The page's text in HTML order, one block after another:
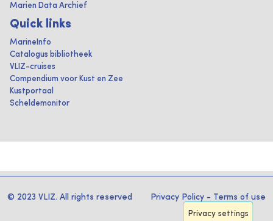
Marien Data Archief
Quick links
MarineInfo
Catalogus bibliotheek
VLIZ-cruises
Compendium voor Kust en Zee
Kustportaal
Scheldemonitor
© 2023 VLIZ. All rights reserved Privacy Policy - Terms of use
Privacy settings